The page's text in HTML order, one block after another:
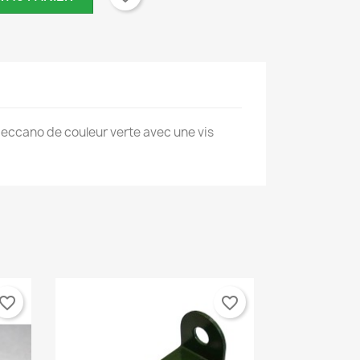
×
de couleur verte avec une vis
favorite_border favorite_border